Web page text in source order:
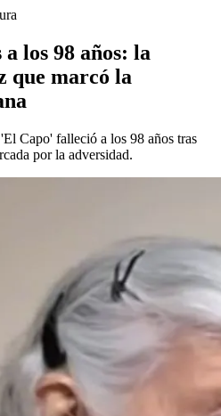
los 98 años: la
que marcó la
Capo' falleció a los 98 años tras
por la adversidad.